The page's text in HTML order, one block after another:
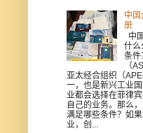
中
册
中
什么
条件
（
亚太经合组织（
一，也是新兴工业
业都会选择在菲律
自己的业务。那么
满足哪些条件？如
业，创...